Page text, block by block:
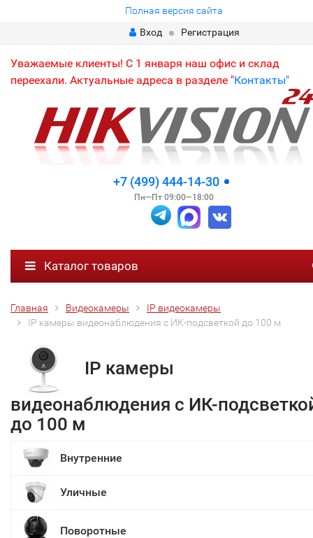
Полная версия сайта
Вход
Регистрация
Уважаемые клиенты! С 1 января наш офис и склад
переехали. Актуальные адреса в разделе "Контакты"
+7 (499) 444-14-30
Пн—Пт 09:00—18:00
Каталог товаров
Главная Видеокамеры
IP видеокамеры
IP камеры видеонаблюдения с ИК-подсветкой до 100 м
IP камеры
видеонаблюдения с ИК-
до 100 м
Внутренние
Уличные
Поворотные